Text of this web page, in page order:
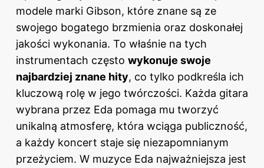
modele marki Gibson, które znane są ze
swojego bogatego brzmienia oraz doskonałej
jakości wykonania. To właśnie na tych
instrumentach często wykonuje swoje
najbardziej znane hity, co tylko podkreśla ich
kluczową rolę w jego twórczości. Każda gitara
wybrana przez Eda pomaga mu tworzyć
unikalną atmosferę, która wciąga publiczność,
a każdy koncert staje się niezapomnianym
przeżyciem. W muzyce Eda najważniejsza jest